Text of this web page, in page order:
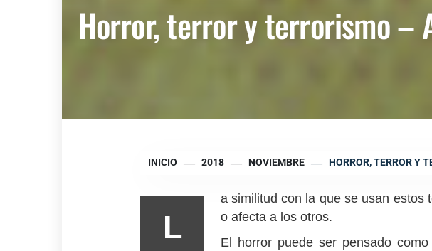
Horror, terror y terrorismo –
INICIO 2018 NOVIEMBRE HORROR, TERROR Y
L
a similitud con la que se usan estos
o afecta a los otros.
El horror puede ser pensado